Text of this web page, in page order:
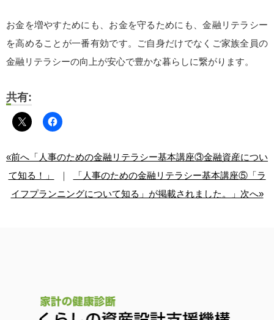
お金を増やすためにも、お金を守るためにも、金融リテラシー
を高めることが一番有効です。ご自身だけでなくご家族全員の
金融リテラシーの向上が安心で豊かな暮らしに繋がります。
共有:
«前へ「人事のための金融リテラシー基本講座③金融資産につい
て知る！」
｜
「人事のための金融リテラシー基本講座⑤「ラ
イフプランニングについて知る」が掲載されました。」次へ»